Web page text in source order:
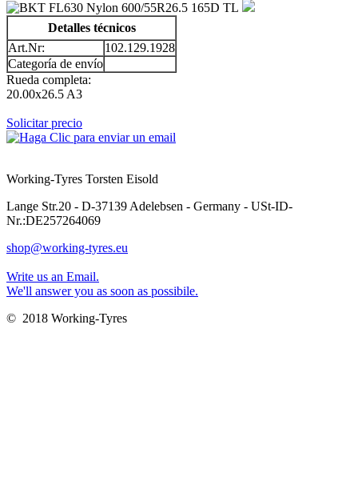
Detalles técnicos
Art.Nr:
102.129.1928
Categoría de envío
Rueda completa:
20.00x26.5 A3
Solicitar precio
Working-Tyres Torsten Eisold
Lange Str.20 - D-37139 Adelebsen - Germany - USt-ID-
Nr.:DE257264069
shop@working-tyres.eu
Write us an Email.
We'll answer you as soon as possibile.
© 2018 Working-Tyres